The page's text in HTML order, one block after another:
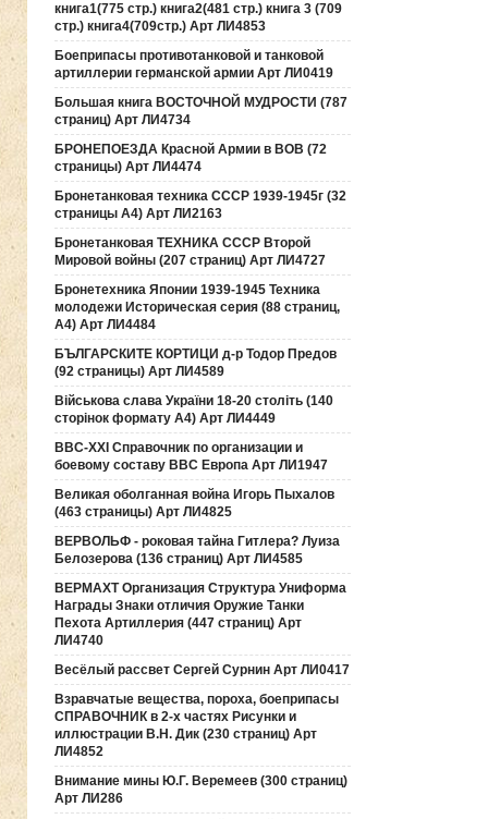
книга1(775 стр.) книга2(481 стр.) книга 3 (709
стр.) книга4(709стр.) Арт ЛИ4853
Боеприпасы противотанковой и танковой
артиллерии германской армии Арт ЛИ0419
Большая книга ВОСТОЧНОЙ МУДРОСТИ (787
страниц) Арт ЛИ4734
БРОНЕПОЕЗДА Красной Армии в ВОВ (72
страницы) Арт ЛИ4474
Бронетанковая техника СССР 1939-1945г (32
страницы А4) Арт ЛИ2163
Бронетанковая ТЕХНИКА СССР Второй
Мировой войны (207 страниц) Арт ЛИ4727
Бронетехника Японии 1939-1945 Техника
молодежи Историческая серия (88 страниц,
А4) Арт ЛИ4484
БЪЛГАРСКИТЕ КОРТИЦИ д-р Тодор Предов
(92 страницы) Арт ЛИ4589
Військова слава України 18-20 століть (140
сторінок формату А4) Арт ЛИ4449
ВВС-ХХI Справочник по организации и
боевому составу ВВС Европа Арт ЛИ1947
Великая оболганная война Игорь Пыхалов
(463 страницы) Арт ЛИ4825
ВЕРВОЛЬФ - роковая тайна Гитлера? Луиза
Белозерова (136 страниц) Арт ЛИ4585
ВЕРМАХТ Организация Структура Униформа
Награды Знаки отличия Оружие Танки
Пехота Артиллерия (447 страниц) Арт
ЛИ4740
Весёлый рассвет Сергей Сурнин Арт ЛИ0417
Взравчатые вещества, пороха, боеприпасы
СПРАВОЧНИК в 2-х частях Рисунки и
иллюстрации В.Н. Дик (230 страниц) Арт
ЛИ4852
Внимание мины Ю.Г. Веремеев (300 страниц)
Арт ЛИ286